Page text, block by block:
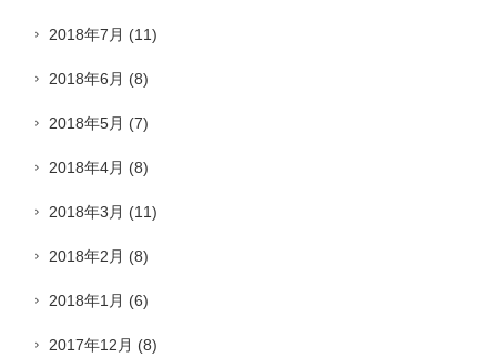
2018年7月 (11)
2018年6月 (8)
2018年5月 (7)
2018年4月 (8)
2018年3月 (11)
2018年2月 (8)
2018年1月 (6)
2017年12月 (8)